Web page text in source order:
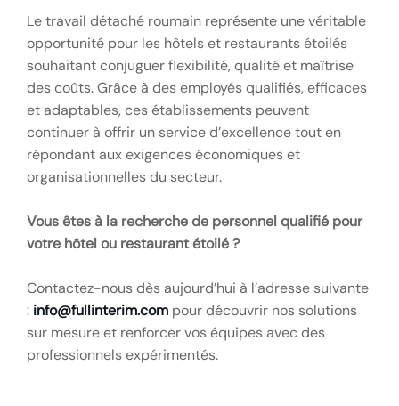
Le travail détaché roumain représente une véritable
opportunité pour les hôtels et restaurants étoilés
souhaitant conjuguer flexibilité, qualité et maîtrise
des coûts. Grâce à des employés qualifiés, efficaces
et adaptables, ces établissements peuvent
continuer à offrir un service d’excellence tout en
répondant aux exigences économiques et
organisationnelles du secteur.
Vous êtes à la recherche de personnel qualifié pour
votre hôtel ou restaurant étoilé ?
Contactez-nous dès aujourd’hui à l’adresse suivante
: info@fullinterim.com pour découvrir nos solutions
sur mesure et renforcer vos équipes avec des
professionnels expérimentés.